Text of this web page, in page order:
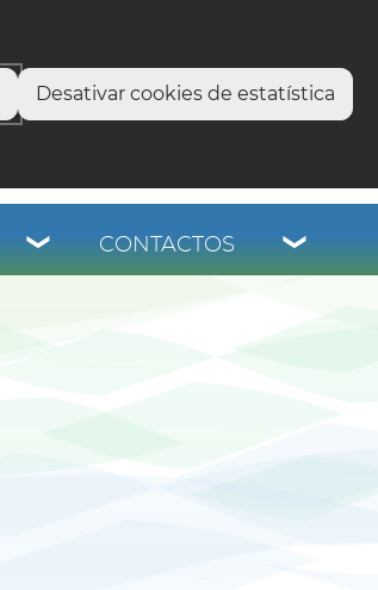
Desativar cookies de estatística
CONTACTOS